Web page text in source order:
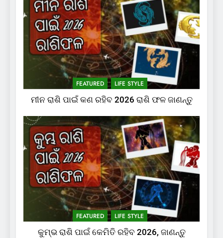
FEATURED LIFE STYLE
ମୀନ ରାଶି ପାଇଁ କଣ ରହିବ 2026 ରାଶି ଫଳ ଜାଣନ୍ତୁ
FEATURED LIFE STYLE
କୁମ୍ଭ ରାଶି ପାଇଁ କେମିତି ରହିବ 2026, ଜାଣନ୍ତୁ